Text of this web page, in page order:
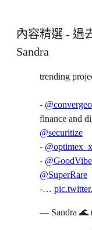
內容精選 - 過
Sandra
trending
-
finance and
@securitize
-
-
@SuperRare
-…
— Sandra 🌊